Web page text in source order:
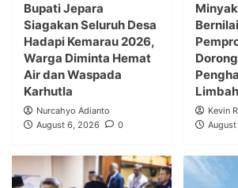
Bupati Jepara
Siagakan Seluruh Desa
Hadapi Kemarau 2026,
Warga Diminta Hemat
Air dan Waspada
Karhutla
Nurcahyo Adianto
August 6, 2026
0
Kevin